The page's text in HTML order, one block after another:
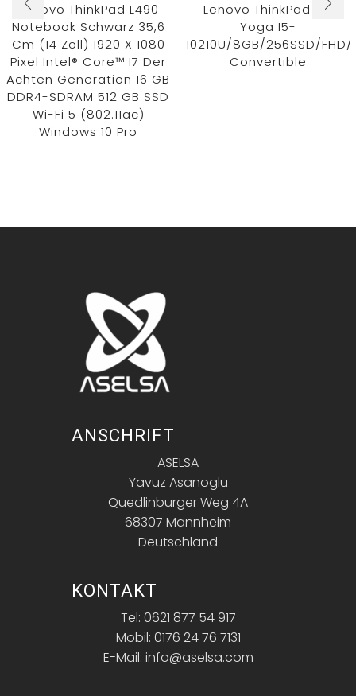
Lenovo ThinkPad L490
Notebook Schwarz 35,6
Cm (14 Zoll) 1920 X 1080
Pixel Intel® Core™ I7 Der
Achten Generation 16 GB
DDR4-SDRAM 512 GB SSD
Wi-Fi 5 (802.11ac)
Windows 10 Pro
Lenovo ThinkPad L13
Yoga I5-
10210U/8GB/256SSD/
Convertible
ANSCHRIFT
ASELSA
Yavuz Asanoglu
Quedlinburger Weg 4A
68307 Mannheim
Deutschland
KONTAKT
Tel: 0621 877 54 917
Mobil: 0176 24 76 7131
E-Mail: info@aselsa.com